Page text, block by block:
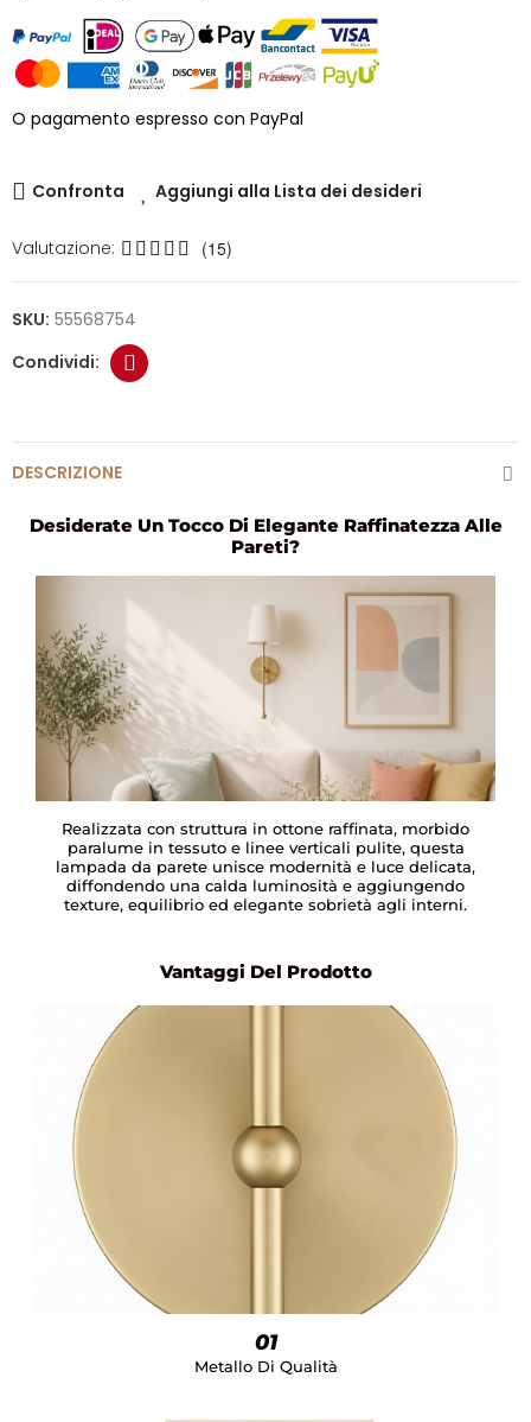
O pagamento espresso con PayPal
Confronta Aggiungi alla Lista dei desideri
Valutazione: (15)
SKU: 55568754
DESCRIZIONE
Desiderate Un Tocco Di Elegante Raffinatezza Alle
Pareti?
Realizzata con struttura in ottone raffinata, morbido
paralume in tessuto e linee verticali pulite, questa
lampada da parete unisce modernità e luce delicata,
diffondendo una calda luminosità e aggiungendo
texture, equilibrio ed elegante sobrietà agli interni.
Vantaggi Del Prodotto
01
Metallo Di Qualità